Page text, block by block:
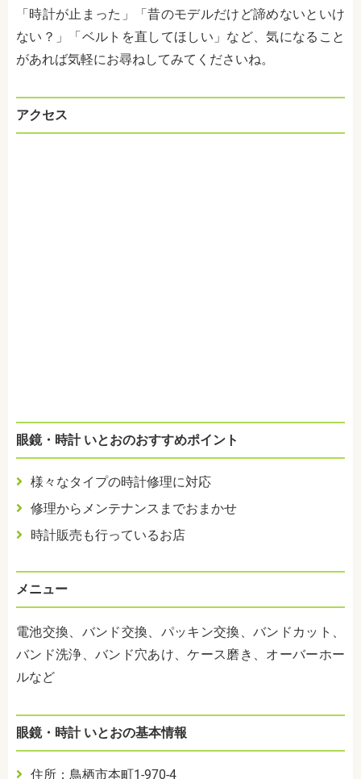
「時計が止まった」「昔のモデルだけど諦めないといけ
ない？」「ベルトを直してほしい」など、気になること
があれば気軽にお尋ねしてみてくださいね。
アクセス
眼鏡・時計 いとおのおすすめポイント
様々なタイプの時計修理に対応
修理からメンテナンスまでおまかせ
時計販売も行っているお店
メニュー
電池交換、バンド交換、パッキン交換、バンドカット、
バンド洗浄、バンド穴あけ、ケース磨き、オーバーホー
ルなど
眼鏡・時計 いとおの基本情報
住所：鳥栖市本町1-970-4